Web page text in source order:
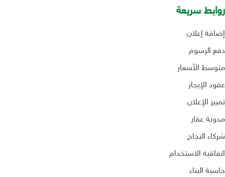
روابط سريعة
إضافة إعلان
دفع الرسوم
متوسط الأسعار
عقود الإيجار
تمييز الإعلان
مدونة عقار
شركاء النجاح
اتفاقية الاستخدام
حاسبة البناء